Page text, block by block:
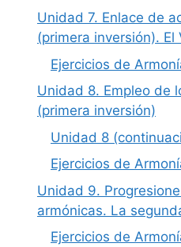
Unidad 7. Enlace de
(primera inversión). El
Ejercicios de
Unidad 8. Empleo de
(primera inversión)
Unidad 8
Ejercicios de
Unidad 9.
armónicas. La
Ejercicios de